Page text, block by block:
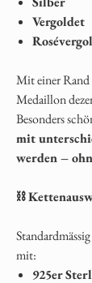
Vergoldet
Mit einer Rand
Medaillon
Besonders
mit
werden –
⛓️
mit:
925er